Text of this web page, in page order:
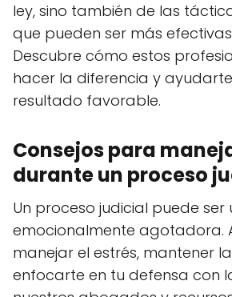
ley, sino también de las
que pueden ser más
Descubre cómo estos
hacer la diferencia y
resultado favorable.
Consejos para
durante un proceso
Un proceso judicial puede ser
emocionalmente agotadora.
manejar el estrés, mantener
enfocarte en tu defensa con